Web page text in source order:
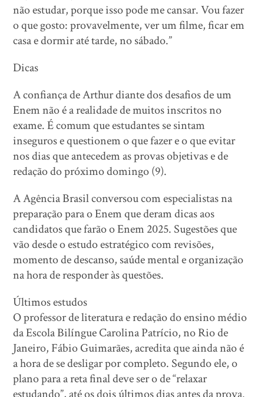
não estudar, porque isso pode me cansar. Vou fazer
o que gosto: provavelmente, ver um filme, ficar em
casa e dormir até tarde, no sábado.”
Dicas
A confiança de Arthur diante dos desafios de um
Enem não é a realidade de muitos inscritos no
exame. É comum que estudantes se sintam
inseguros e questionem o que fazer e o que evitar
nos dias que antecedem as provas objetivas e de
redação do próximo domingo (9).
A Agência Brasil conversou com especialistas na
preparação para o Enem que deram dicas aos
candidatos que farão o Enem 2025. Sugestões que
vão desde o estudo estratégico com revisões,
momento de descanso, saúde mental e organização
na hora de responder às questões.
Últimos estudos
O professor de literatura e redação do ensino médio
da Escola Bilíngue Carolina Patrício, no Rio de
Janeiro, Fábio Guimarães, acredita que ainda não é
a hora de se desligar por completo. Segundo ele, o
plano para a reta final deve ser o de “relaxar